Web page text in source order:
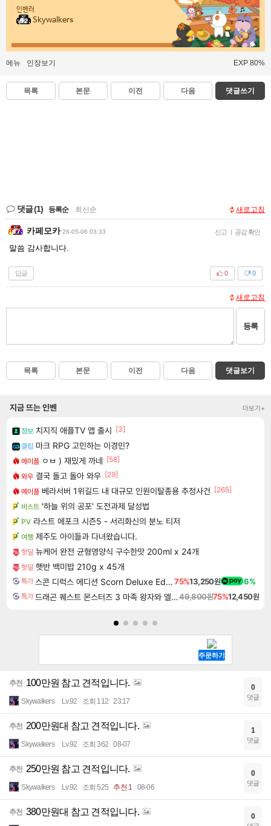
인벤러
Skywalkers
메뉴 인장보기 EXP 80%
목록 본문 이전 다음 댓글쓰기
댓글(1) 등록순 최신순 새로고침
카페모카 26-05-06 03:33 신고 | 공감 확인
말씀 감사합니다.
답글 0
0
새로고침
등록
목록 본문 이전 다음 댓글보기
지금 뜨는 인벤 더보기+
정보 치지직 애플TV 앱 출시 [3]
클립 마크 RPG 고민하는 이경민?
메이플 ㅇㅂ ) 재밌게 까네 [58]
와우 결국 돌고 돌아 와우 [29]
메이플 베라서버 1위길드 내 대규모 인원이탈종용 추정사건 [265]
비스트 '하늘 위의 공포' 도전과제 달성법
PV 라스트 에포크 시즌5 - 서리화신의 분노 티저
여행 제주도 아이들과 다녀왔습니다.
핫딜 뉴케어 완전 균형영양식 구수한맛 200ml x 24개
핫딜 햇반 백미밥 210g x 45개
특가 스콘 디럭스 에디션 Scorn Deluxe Edition75%13,250원 6%
특가 드래곤 퀘스트 몬스터즈 3 마족 왕자와 엘프의 여행 Dragon Quest Monsters The Dark Prince49,800원75%12,450원
추천 100만원 참고 견적입니다.
Skywalkers Lv.92 조회 112 23:17
0
댓글
추천 200만원대 참고 견적입니다.
Skywalkers Lv.92 조회 362 08-07
1
댓글
추천 250만원 참고 견적입니다.
Skywalkers Lv.92 조회 525 추천 1 08-06
0
댓글
추천 380만원대 참고 견적입니다. 0